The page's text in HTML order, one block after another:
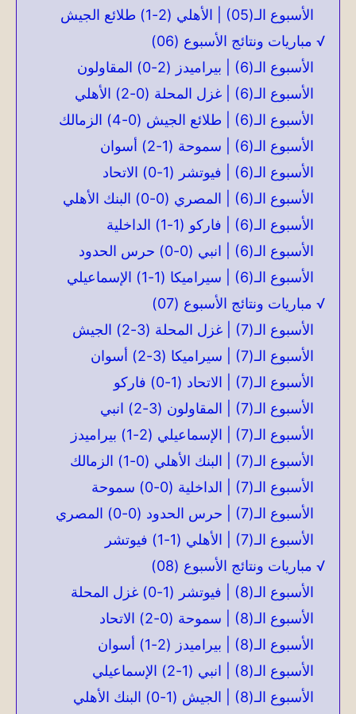
الأسبوع الـ(05) | الأهلي (2-1) طلائع الجيش
√ مباريات ونتائج الأسبوع (06)
الأسبوع الـ(6) | بيراميدز (2-0) المقاولون
الأسبوع الـ(6) | غزل المحلة (0-2) الأهلي
الأسبوع الـ(6) | طلائع الجيش (0-4) الزمالك
الأسبوع الـ(6) | سموحة (1-2) أسوان
الأسبوع الـ(6) | فيوتشر (1-0) الاتحاد
الأسبوع الـ(6) | المصري (0-0) البنك الأهلي
الأسبوع الـ(6) | فاركو (1-1) الداخلية
الأسبوع الـ(6) | انبي (0-0) حرس الحدود
الأسبوع الـ(6) | سيراميكا (1-1) الإسماعيلي
√ مباريات ونتائج الأسبوع (07)
الأسبوع الـ(7) | غزل المحلة (3-2) الجيش
الأسبوع الـ(7) | سيراميكا (3-2) أسوان
الأسبوع الـ(7) | الاتحاد (1-0) فاركو
الأسبوع الـ(7) | المقاولون (3-2) انبي
الأسبوع الـ(7) | الإسماعيلي (2-1) بيراميدز
الأسبوع الـ(7) | البنك الأهلي (0-1) الزمالك
الأسبوع الـ(7) | الداخلية (0-0) سموحة
الأسبوع الـ(7) | حرس الحدود (0-0) المصري
الأسبوع الـ(7) | الأهلي (1-1) فيوتشر
√ مباريات ونتائج الأسبوع (08)
الأسبوع الـ(8) | فيوتشر (1-0) غزل المحلة
الأسبوع الـ(8) | سموحة (0-2) الاتحاد
الأسبوع الـ(8) | بيراميدز (2-1) أسوان
الأسبوع الـ(8) | انبي (1-2) الإسماعيلي
الأسبوع الـ(8) | الجيش (1-0) البنك الأهلي